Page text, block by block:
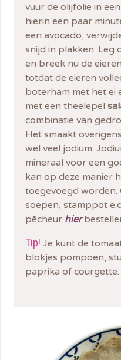
vuur de olijfolie in
hierin een paar
een avocado,
snijd in plakken. Leg
en breek nu de
totdat de eieren
boterham met het ei
met een theelepel
combinatie van
Het smaakt
wel veel jodium.
mineraal voor een
kan op deze manier
toegevoegd
soepen, stamppot
pēcheur hier
Tip! Je kunt de
blokjes pompoen,
paprika of courgette.